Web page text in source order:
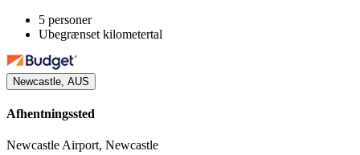
5 personer
Ubegrænset kilometertal
Newcastle, AUS
Afhentningssted
Newcastle Airport, Newcastle